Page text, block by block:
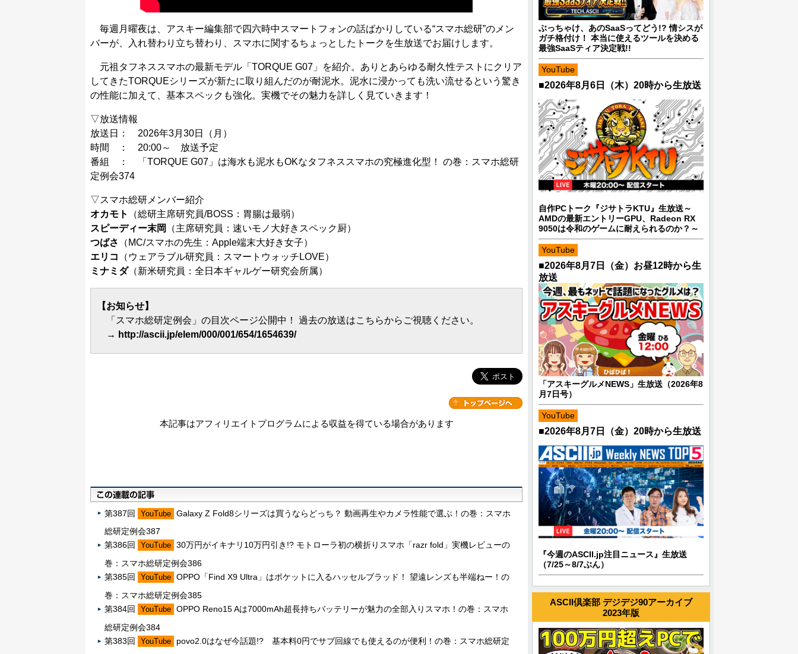
毎週月曜夜は、アスキー編集部で四六時中スマートフォンの話ばかりしている“スマホ総研”のメン
バーが、入れ替わり立ち替わり、スマホに関するちょっとしたトークを生放送でお届けします。
元祖タフネススマホの最新モデル「TORQUE G07」を紹介。ありとあらゆる耐久性テストにクリア
してきたTORQUEシリーズが新たに取り組んだのが耐泥水。泥水に浸かっても洗い流せるという驚き
の性能に加えて、基本スペックも強化。実機でその魅力を詳しく見ていきます！
▽放送情報
放送日： 2026年3月30日（月）
時間 ： 20:00～ 放送予定
番組 ：
「TORQUE G07」は海水も泥水もOKなタフネススマホの究極進化型！ の巻：スマホ総研
定例会374
▽スマホ総研メンバー紹介
オカモト
（総研主席研究員/BOSS：胃腸は最弱）
スピーディー末岡
（主席研究員：速いモノ大好きスペック厨）
つばさ
（MC/スマホの先生：Apple端末大好き女子）
エリコ
（ウェアラブル研究員：スマートウォッチLOVE）
ミナミダ（新米研究員：全日本ギャルゲー研究会所属）
【お知らせ】
「スマホ総研定例会」の目次ページ公開中！ 過去の放送はこちらからご視聴ください。
→ http://ascii.jp/elem/000/001/654/1654639/
本記事はアフィリエイトプログラムによる収益を得ている場合があります
第387回 YouTube Galaxy Z Fold8シリーズは買うならどっち？ 動画再生やカメラ性能で選ぶ！の巻：スマホ
総研定例会387
第386回
YouTube 30万円がイキナリ10万円引き!? モトローラ初の横折りスマホ「razr fold」実機レビューの
巻：スマホ総研定例会386
第385回
YouTube OPPO「Find X9 Ultra」はポケットに入るハッセルブラッド！ 望遠レンズも半端ねー！の
巻：スマホ総研定例会385
第384回
YouTube OPPO Reno15 Aは7000mAh超長持ちバッテリーが魅力の全部入りスマホ！の巻：スマホ
総研定例会384
第383回
YouTube
povo2.0はなぜ今話題!? 基本料0円でサブ回線でも使えるのが便利！の巻：スマホ総研定
ぶっちゃけ、あのSaaSってどう!? 情シスが
ガチ格付け！ 本当に使えるツールを決める
最強SaaSティア決定戦!!
YouTube
■2026年8月6日（木）20時から生放送
自作PCトーク『ジサトラKTU』生放送～
AMDの最新エントリーGPU、Radeon RX
9050は令和のゲームに耐えられるのか？～
YouTube
■2026年8月7日（金）お昼12時から生
放送
「アスキーグルメNEWS」生放送（2026年8
月7日号）
YouTube
■2026年8月7日（金）20時から生放送
『今週のASCII.jp注目ニュース』生放送
（7/25～8/7ぶん）
ASCII倶楽部 デジデジ90アーカイブ
2023年版